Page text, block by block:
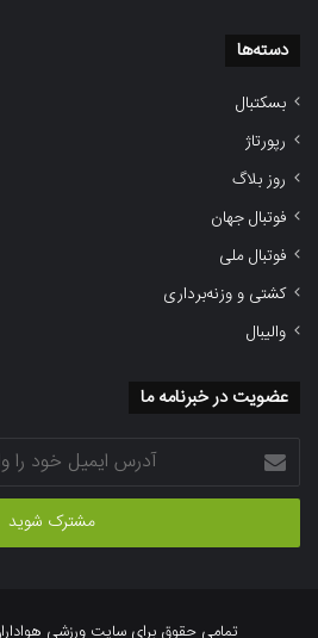
دسته‌ها
بسکتبال
رپورتاژ
روز بلاگ
فوتبال جهان
فوتبال ملی
کشتی و وزنه‌برداری
والیبال
عضویت در خبرنامه ما
آدرس
ایمیل
خود
وارد
تمامی حقوق برای سایت ورزشی